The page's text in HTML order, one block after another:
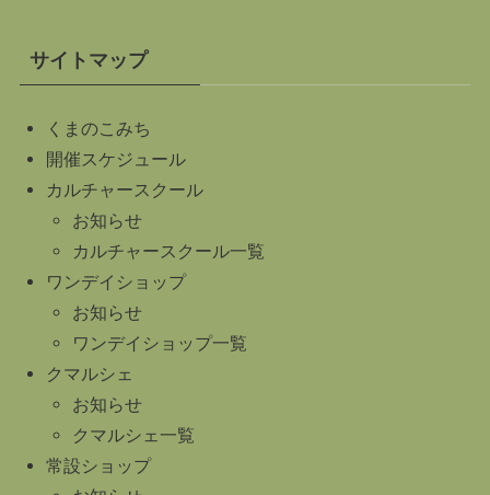
サイトマップ
くまのこみち
開催スケジュール
カルチャースクール
お知らせ
カルチャースクール一覧
ワンデイショップ
お知らせ
ワンデイショップ一覧
クマルシェ
お知らせ
クマルシェ一覧
常設ショップ